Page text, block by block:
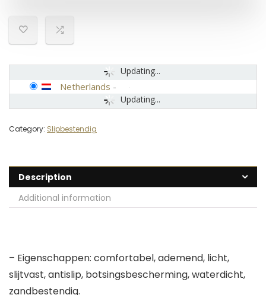
Updating...
Updating...
Netherlands -
Category: Slipbestendig
Description
Additional information
– Eigenschappen: comfortabel, ademend, licht,
slijtvast, antislip, botsingsbescherming, waterdicht,
zandbestendig.